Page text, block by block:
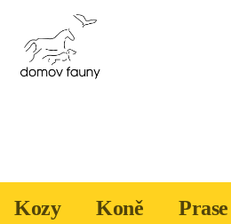
Kozy Koně Prase